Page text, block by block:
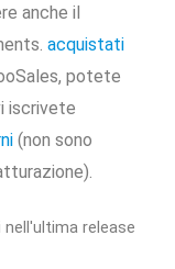
anche il
acquistati
potete
iscrivete
(non sono
release